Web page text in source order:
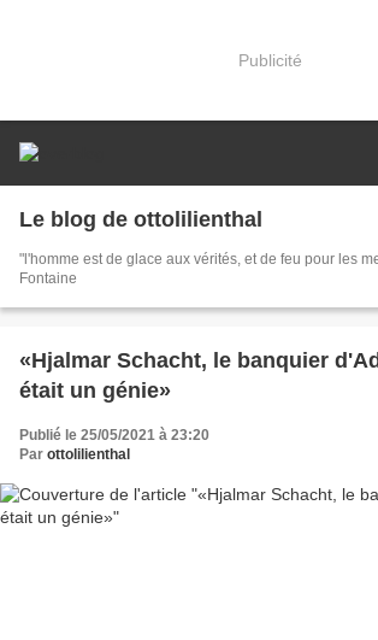
Publicité
Le blog de ottolilienthal
"l'homme est de glace aux vérités, et de feu pour les
Fontaine
«Hjalmar Schacht, le banquier
était un génie»
Publié le 25/05/2021 à 23:20
Par ottolilienthal